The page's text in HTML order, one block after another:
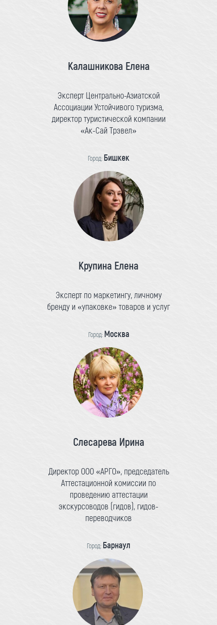
Калашникова Елена
Эксперт Центрально-Азиатской
Ассоциации Устойчивого туризма,
директор туристической компании
«Ак-Сай Трэвел»
Город: Бишкек
Крупина Елена
Эксперт по маркетингу, личному
бренду и «упаковке» товаров и услуг
Город: Москва
Слесарева Ирина
Директор ООО «АРГО», председатель
Аттестационной комиссии по
проведению аттестации
экскурсоводов (гидов), гидов-
переводчиков
Город: Барнаул